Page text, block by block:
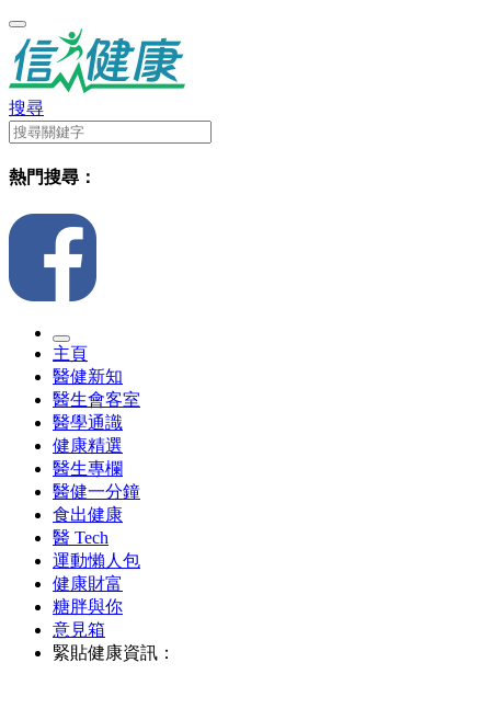
搜尋
熱門搜尋：
主頁
醫健新知
醫生會客室
醫學通識
健康精選
醫生專欄
醫健一分鐘
食出健康
醫 Tech
運動懶人包
健康財富
糖胖與你
意見箱
緊貼健康資訊：